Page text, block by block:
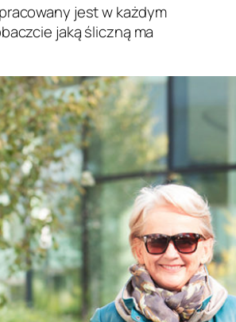
jest w każdym
jaką śliczną ma